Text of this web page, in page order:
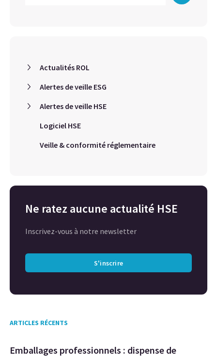
Actualités ROL
Alertes de veille ESG
Alertes de veille HSE
Logiciel HSE
Veille & conformité réglementaire
Ne ratez aucune actualité HSE
Inscrivez-vous à notre newsletter
S'inscrire
ARTICLES RÉCENTS
Emballages professionnels : dispense de